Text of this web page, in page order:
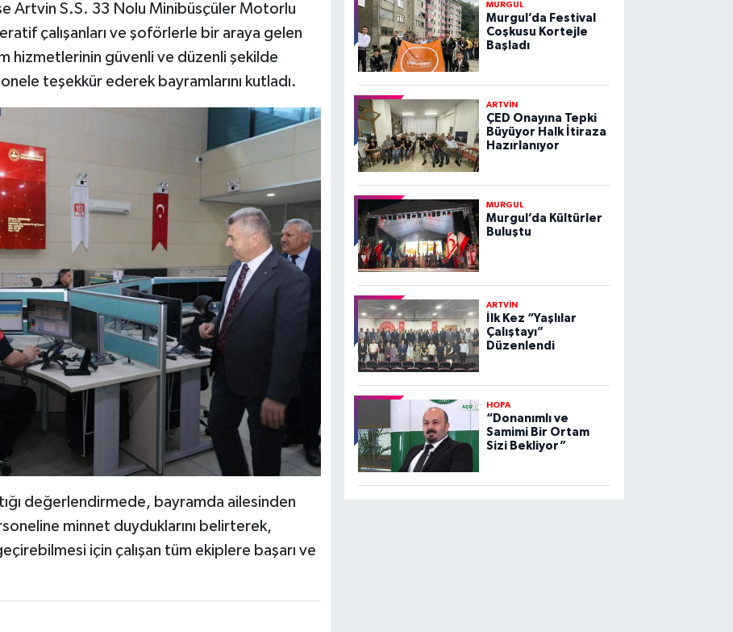
Artvin S.S. 33 Nolu Minibüsçüler Motorlu
çalışanları ve şoförlerle bir araya gelen
hizmetlerinin güvenli ve düzenli şekilde
teşekkür ederek bayramlarını kutladı.
değerlendirmede, bayramda ailesinden
minnet duyduklarını belirterek,
için çalışan tüm ekiplere başarı ve
MURGUL
Murgul’da Festival
Coşkusu Kortejle
Başladı
ARTVİN
ÇED Onayına Tepki
Büyüyor Halk İtiraza
Hazırlanıyor
MURGUL
Murgul’da Kültürler
Buluştu
ARTVİN
İlk Kez “Yaşlılar
Çalıştayı”
Düzenlendi
HOPA
“Donanımlı ve
Samimi Bir Ortam
Sizi Bekliyor”